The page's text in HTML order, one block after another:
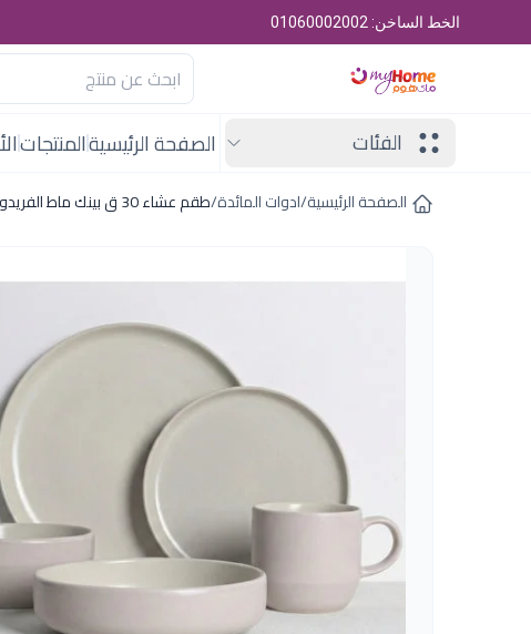
الخط الساخن: 01060002002
الفئات الصفحة الرئيسيةالمنتجات
الصفحة الرئيسية/ادوات المائدة/طقم عشاء 30 ق بينك ماط الفريدو